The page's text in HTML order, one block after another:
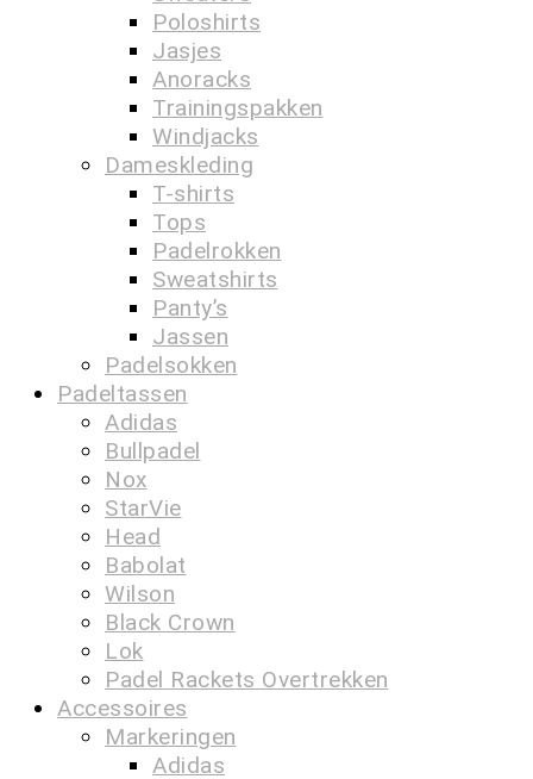
Poloshirts
Jasjes
Anoracks
Trainingspakken
Windjacks
Dameskleding
T-shirts
Tops
Padelrokken
Sweatshirts
Panty’s
Jassen
Padelsokken
Padeltassen
Adidas
Bullpadel
Nox
StarVie
Head
Babolat
Wilson
Black Crown
Lok
Padel Rackets Overtrekken
Accessoires
Markeringen
Adidas